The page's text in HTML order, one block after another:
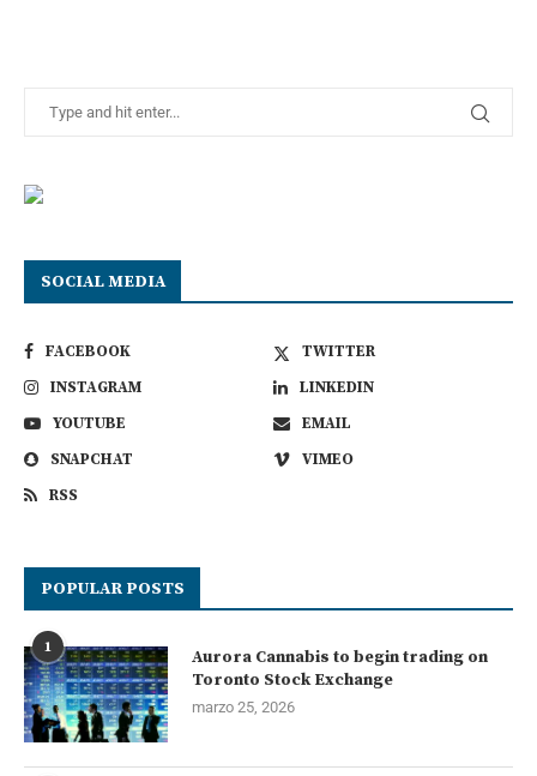
SOCIAL MEDIA
FACEBOOK
TWITTER
INSTAGRAM
LINKEDIN
YOUTUBE
EMAIL
SNAPCHAT
VIMEO
RSS
POPULAR POSTS
1
Aurora Cannabis to begin trading on
Toronto Stock Exchange
marzo 25, 2026